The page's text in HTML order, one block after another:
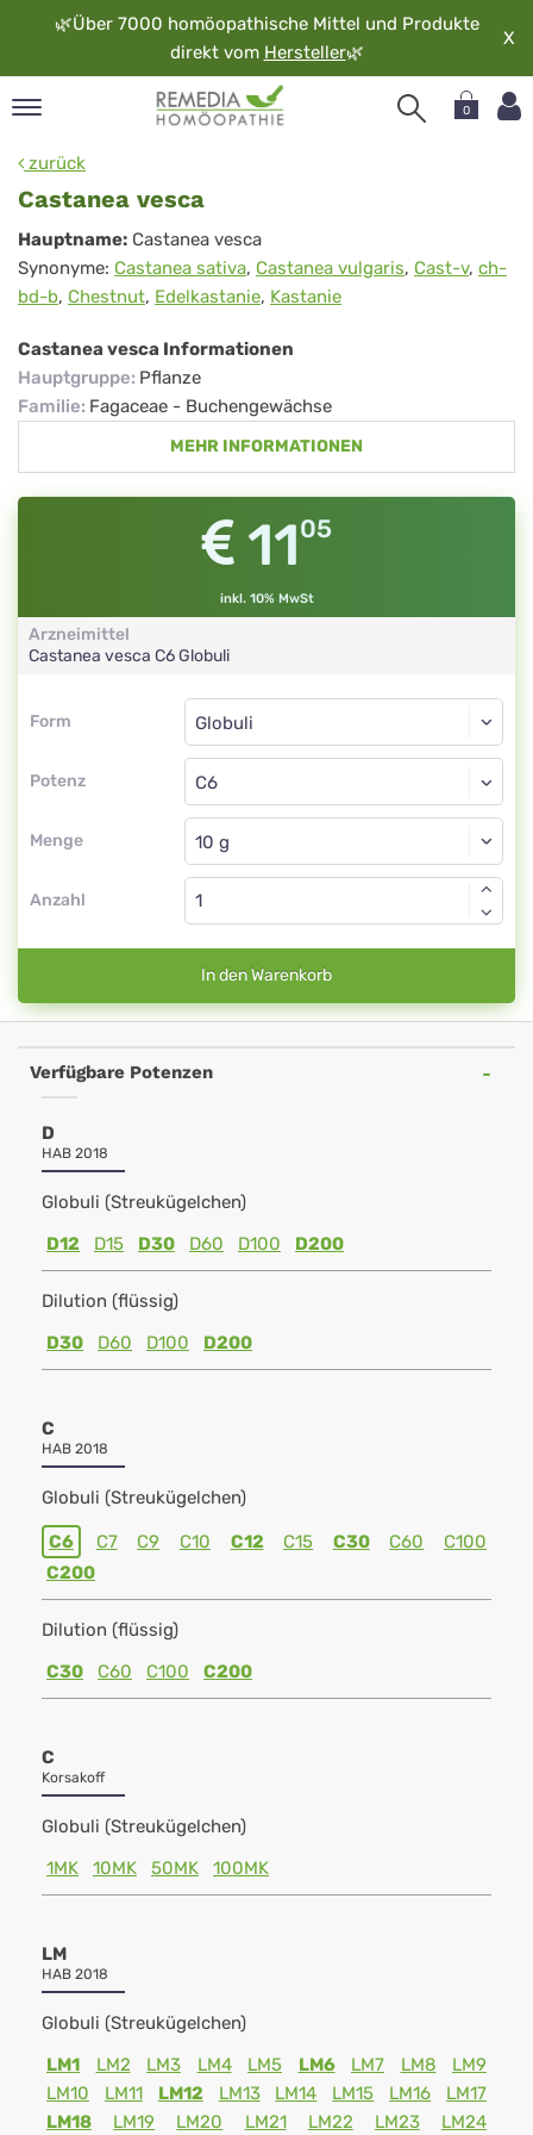
🌿Über 7000 homöopathische Mittel und Produkte
direkt vom Hersteller🌿
X
0
zurück
Castanea vesca
Castanea
vesca
Hauptname: Castanea vesca
Synonyme: Castanea sativa, Castanea vulgaris, Cast-v, ch-
bd-b, Chestnut, Edelkastanie, Kastanie
Castanea vesca Informationen
Hauptgruppe: Pflanze
Familie: Fagaceae - Buchengewächse
MEHR INFORMATIONEN
1105
inkl. 10% MwSt
Arzneimittel
Castanea vesca C6Globuli
Form
Form
Potenz
Globuli
C6
Menge
Globuli
Anzahl
In den Warenkorb
Verfügbare Potenzen
D
HAB 2018
Globuli (Streukügelchen)
D12
D15 D30 D60 D100 D200
Dilution (flüssig)
D30
D60 D100 D200
C
HAB 2018
Globuli (Streukügelchen)
C6 C7 C9 C10 C12 C15 C30 C60
C100
C200
Dilution (flüssig)
C30
C60 C100 C200
C
Korsakoff
Globuli (Streukügelchen)
1MK
10MK 50MK 100MK
LM
HAB 2018
Globuli (Streukügelchen)
LM1
LM2 LM3 LM4 LM5 LM6 LM7 LM8
LM9
LM10
LM11 LM12 LM13 LM14 LM15 LM16
LM17
LM18
LM19 LM20 LM21 LM22 LM23 LM24